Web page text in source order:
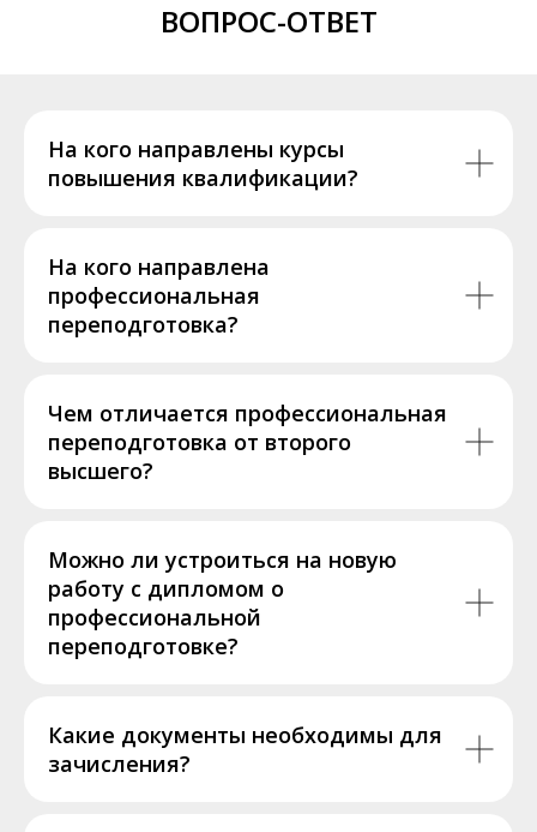
ВОПРОС-ОТВЕТ
На кого направлены курсы
повышения квалификации?
На кого направлена
профессиональная
переподготовка?
Чем отличается профессиональная
переподготовка от второго
высшего?
Можно ли устроиться на новую
работу с дипломом о
профессиональной
переподготовке?
Какие документы необходимы для
зачисления?